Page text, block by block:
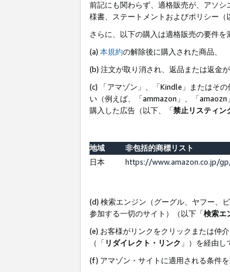
前記にも関わらず、適格販売が、アソ
様書、ステートメントおよびポリシー（
さらに、以下の購入は適格販売の要件
(a) 本規約の解除後に購入された商品、
(b) 注文が取り消され、返品または返金が
(c) 「アマゾン」、「Kindle」またはそ
い（例えば、「ammazon」、「
購入した広告（以下、「禁止リスティン
地域
非包括的商標リスト
日本
https://www.amazon.co.jp/
(d) 検索エンジン（グーグル、ヤフー、
参加する一切のサイト）（以下「検索エ
(e) お客様がリンクをクリックまたは仲
（「 リダイレクト・リンク 」）を経由し
(f) アマゾン・サイトに適用される条件